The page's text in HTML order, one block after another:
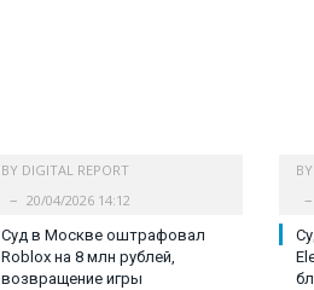
BY DIGITAL REPORT
20/04/2026 14:12
Cуд в Москве оштрафовал
Roblox на 8 млн рублей,
возвращение игры
BY